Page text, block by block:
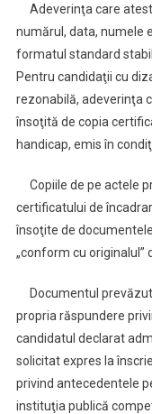
Adeverinţa care
numărul, data, numele
formatul standard
Pentru candidaţii cu
rezonabilă, adeverinţa
însoţită de copia
handicap, emis în
Copiile de pe actele
certificatului de
însoţite de
„conform cu originalul”
Documentul prevăzut
propria răspundere
candidatul declarat
solicitat expres la
privind antecedentele
instituţia publică